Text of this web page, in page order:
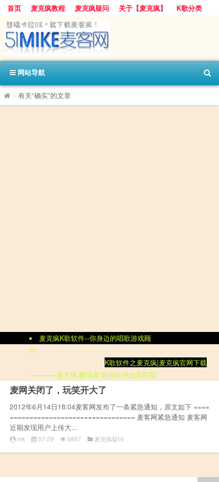
首页 麦克疯教程 麦克疯疑问 关于【麦克疯】 K歌分类
网站导航
> 有关“确实”的文章
麦克疯K歌软件--你身边的唱歌游戏顾
问
K歌软件之麦克疯|麦克疯官网下载
————麦克疯,舞动麦克|疯狂挑战蓝巨星
麦网关闭了，玩笑开大了
2012年6月14日18:04麦客网发布了一条紧急通知，原文如下 ====
================================ 麦客网紧急通知 麦客网
近期发现用户上传大...
mk 07-29 6867 麦克疯疑问